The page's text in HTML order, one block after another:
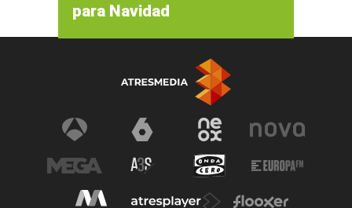
para Navidad